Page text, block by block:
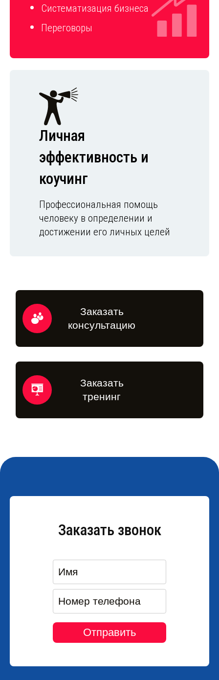
Систематизация бизнеса
Переговоры
Личная
эффективность и
коучинг
Профессиональная помощь
человеку в определении и
достижении его личных целей
Заказать
консультацию
Заказать
тренинг
Заказать звонок